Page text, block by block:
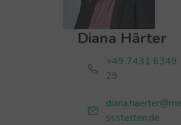
Diana Härter
+49 7431 6349
29
diana.haerter@me
ssstetten.de